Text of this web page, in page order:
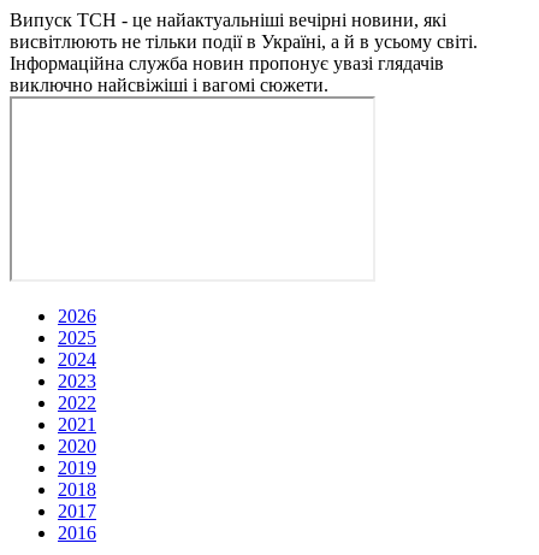
Випуск ТСН - це найактуальніші вечірні новини, які
висвітлюють не тільки події в Україні, а й в усьому світі.
Інформаційна служба новин пропонує увазі глядачів
виключно найсвіжіші і вагомі сюжети.
2026
2025
2024
2023
2022
2021
2020
2019
2018
2017
2016